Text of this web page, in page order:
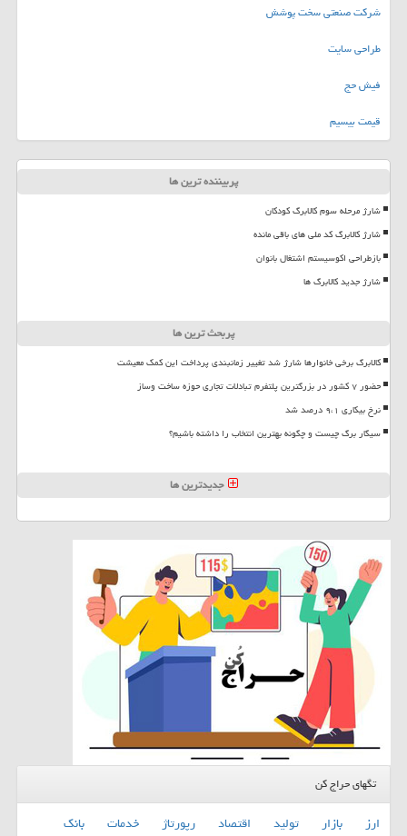
شرکت صنعتی سخت پوشش
طراحی سایت
فیش حج
قیمت بیسیم
پربیننده ترین ها
شارژ مرحله سوم کالابرگ کودکان
شارژ کالابرگ کد ملی های باقی مانده
بازطراحی اکوسیستم اشتغال بانوان
شارژ جدید کالابرگ ها
پربحث ترین ها
کالابرگ برخی خانوارها شارژ شد تغییر زمانبندی پرداخت این کمک معیشت
حضور ۷ کشور در بزرگترین پلتفرم تبادلات تجاری حوزه ساخت وساز
نرخ بیکاری ۹،۱ درصد شد
سیگار برگ چیست و چگونه بهترین انتخاب را داشته باشیم؟
جدیدترین ها
تگهای حراج کن
ارز بازار تولید اقتصاد رپورتاژ خدمات
بانك